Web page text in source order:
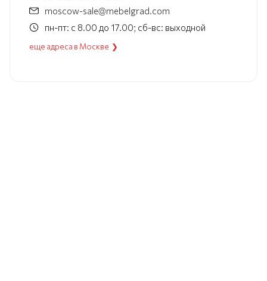
moscow-sale@mebelgrad.com
пн-пт: с 8.00 до 17.00; сб-вс: выходной
еще адреса в Москве ❯